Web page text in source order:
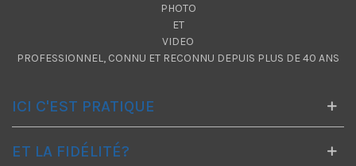
PHOTO
ET
VIDEO
PROFESSIONNEL, CONNU ET RECONNU DEPUIS PLUS DE 40 ANS
ICI C'EST PRATIQUE
ET LA FIDÉLITÉ?